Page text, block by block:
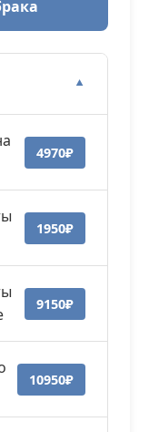
▼
4970₽
1950₽
9150₽
10950₽